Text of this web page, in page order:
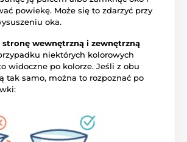
powiekę. Może się to zdarzyć przy
oka.
stronę wewnętrzną i zewnętrzną
niektórych kolorowych
widoczne po kolorze. Jeśli z obu
tak samo, można to rozpoznać po